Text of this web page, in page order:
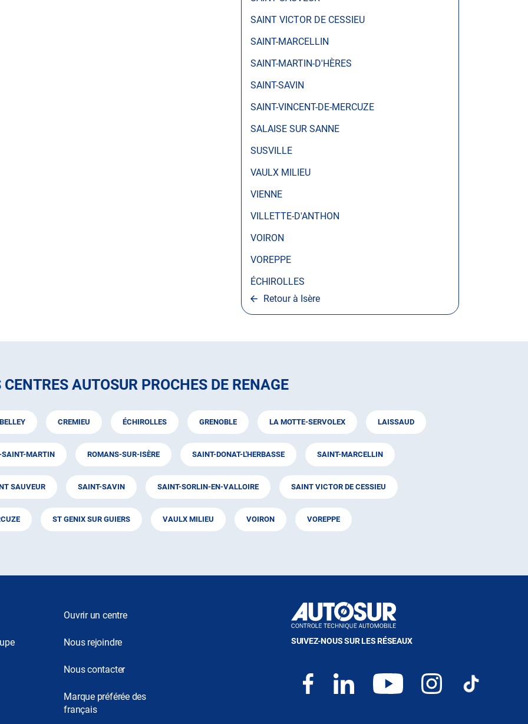
SAINT VICTOR DE CESSIEU
SAINT-MARCELLIN
SAINT-MARTIN-D'HÈRES
SAINT-SAVIN
SAINT-VINCENT-DE-MERCUZE
SALAISE SUR SANNE
SUSVILLE
VAULX MILIEU
VIENNE
VILLETTE-D'ANTHON
VOIRON
VOREPPE
ÉCHIROLLES
Retour à Isère
CENTRES AUTOSUR PROCHES DE RENAGE
BELLEY CREMIEU ÉCHIROLLES GRENOBLE LA MOTTE-SERVOLEX LAISSAUD
SAINT-MARTIN ROMANS-SUR-ISÈRE SAINT-DONAT-L'HERBASSE SAINT-MARCELLIN
SAUVEUR SAINT-SAVIN SAINT-SORLIN-EN-VALLOIRE SAINT VICTOR DE CESSIEU
ST GENIX SUR GUIERS VAULX MILIEU VOIRON VOREPPE
Ouvrir un centre
Nous rejoindre
Nous contacter
Marque préférée des
français
SUIVEZ-NOUS SUR LES RÉSEAUX